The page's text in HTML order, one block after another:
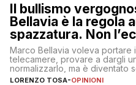
Il bullismo
Bellavia è la regola
spazzatura. Non
Marco Bellavia voleva portare
telecamere, provare a dargli
normalizzarlo, ma è diventato
copione
LORENZO TOSA-OPINIONI